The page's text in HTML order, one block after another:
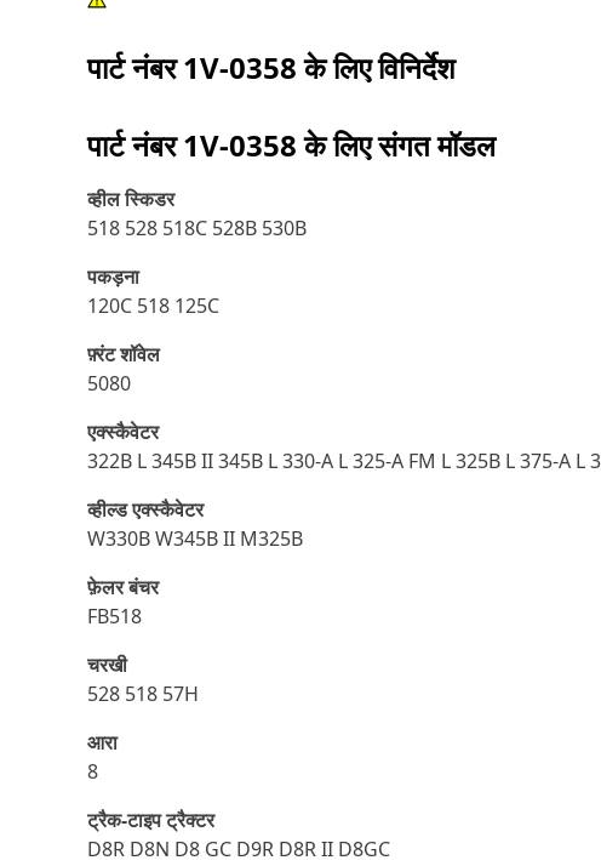
पार्ट नंबर1V-0358के लिए विनिर्देश
पार्ट नंबर1V-0358के लिए संगत मॉडल
व्हील स्किडर
518 528 518C 528B 530B
पकड़ना
120C 518 125C
फ़्रंट शॉवेल
5080
एक्स्कैवेटर
322B L 345B II 345B L 330-A L 325-A FM L 325B L 375-A
व्हील्ड एक्स्कैवेटर
W330B W345B II M325B
फ़ेलर बंचर
FB518
चरखी
528 518 57H
आरा
8
ट्रैक-टाइप ट्रैक्टर
D8R D8N D8 GC D9R D8R II D8GC